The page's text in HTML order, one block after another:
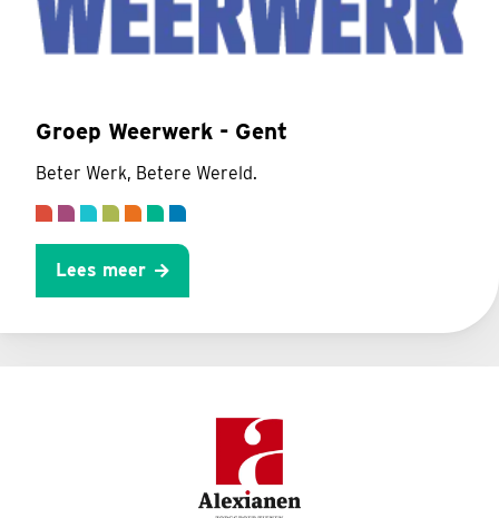
Groep Weerwerk - Gent
Beter Werk, Betere Wereld.
Lees meer